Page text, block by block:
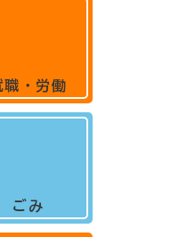
職・労働
ごみ